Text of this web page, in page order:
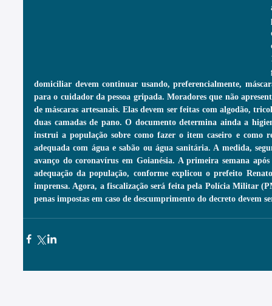
domiciliar devem continuar usando, preferencialmente,
para o cuidador da pessoa gripada. Moradores que não
de máscaras artesanais. Elas devem ser feitas com algodão,
duas camadas de pano. O documento determina ainda a
instrui a população sobre como fazer o item caseiro e como
adequada com água e sabão ou água sanitária. A medida,
avanço do coronavírus em Goianésia. A primeira semana
adequação da população, conforme explicou o prefeito
imprensa. Agora, a fiscalização será feita pela Polícia Militar
penas impostas em caso de descumprimento do decreto devem